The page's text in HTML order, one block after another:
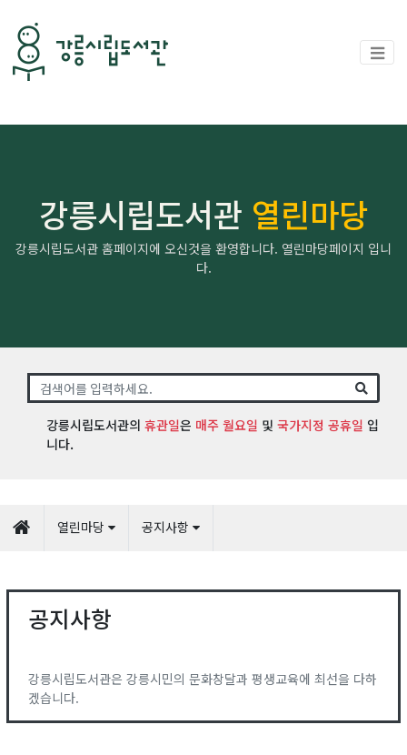
강릉시립도서관 열린마당
강릉시립도서관 홈페이지에 오신것을 환영합니다. 열린마당페이지 입니
다.
강릉시립도서관의 휴관일은 매주 월요일 및 국가지정 공휴일 입
니다.
열린마당 공지사항
공지사항
강릉시립도서관은 강릉시민의 문화창달과 평생교육에 최선을 다하
겠습니다.